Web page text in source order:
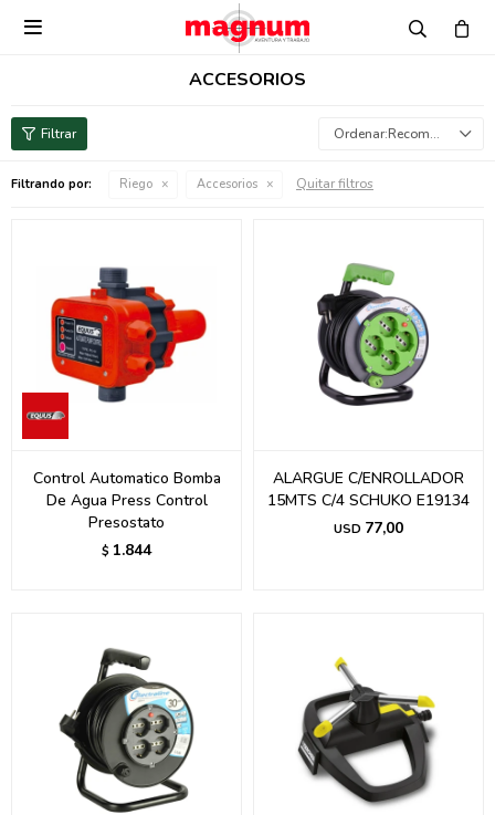

ACCESORIOS
Recomendados
Filtrando por: Riego Accesorios Quitar filtros
Control Automatico Bomba
De Agua Press Control
Presostato
$ 1.844
ALARGUE C/ENROLLADOR
15MTS C/4 SCHUKO E19134
USD 77,00